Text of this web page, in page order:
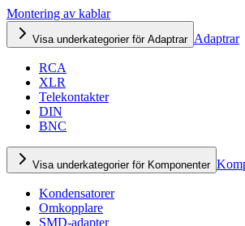
Montering av kablar
Visa underkategorier för Adaptrar Adaptrar
RCA
XLR
Telekontakter
DIN
BNC
Visa underkategorier för Komponenter
Kondensatorer
Omkopplare
SMD-adapter